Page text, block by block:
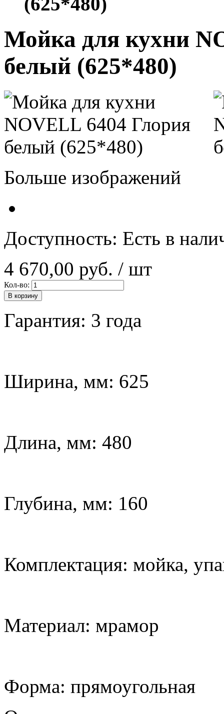
Мойка для кухни
белый (625*480)
Больше изображений
Доступность: Есть в
4 670,00 руб. / шт
Кол-во:
В корзину
Гарантия: 3 года
Ширина, мм: 625
Длина, мм: 480
Глубина, мм: 160
Комплектация: мойка,
Материал: мрамор
Форма: прямоугольная